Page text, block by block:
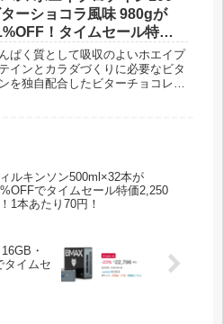
ターショコラ風味 980gが
！タイムセール特価
円！
ぱく質として吸収のよいホエイプ
インとカラダづくりに必要なビタ
を独自配合したビターチョコレー
ルキンソン500ml×32本が
でタイムセール特価2,250
1本あたり70円！
・
タイムセ